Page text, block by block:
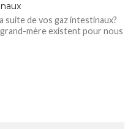
suite de vos gaz intestinaux?
mère existent pour nous